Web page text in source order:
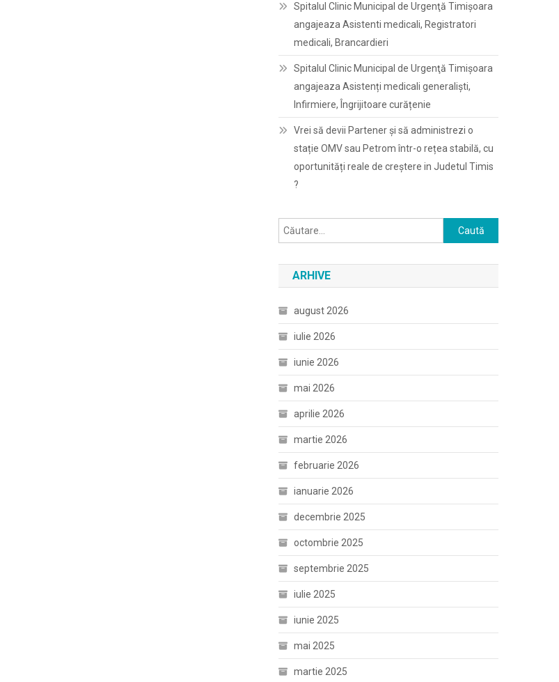
Spitalul Clinic Municipal de Urgenţă Timişoara
angajeaza Asistenti medicali, Registratori
medicali, Brancardieri
Spitalul Clinic Municipal de Urgenţă Timişoara
angajeaza Asistenți medicali generaliști,
Infirmiere, Îngrijitoare curățenie
Vrei să devii Partener și să administrezi o
stație OMV sau Petrom într-o rețea stabilă, cu
oportunități reale de creștere in Judetul Timis
?
Caută
după:
ARHIVE
august 2026
iulie 2026
iunie 2026
mai 2026
aprilie 2026
martie 2026
februarie 2026
ianuarie 2026
decembrie 2025
octombrie 2025
septembrie 2025
iulie 2025
iunie 2025
mai 2025
martie 2025